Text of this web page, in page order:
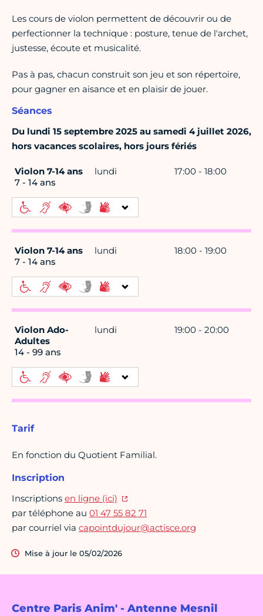
Centre Paris Anim' - Antenne Mesnil
Les cours de violon permettent de découvrir ou de
perfectionner la technique : posture, tenue de l'archet,
justesse, écoute et musicalité.
Pas à pas, chacun construit son jeu et son répertoire,
pour gagner en aisance et en plaisir de jouer.
Séances
Du lundi 15 septembre 2025 au samedi 4 juillet 2026,
hors vacances scolaires, hors jours fériés
Violon 7-14 ans
7 - 14 ans
lundi 17:00 - 18:00
Violon 7-14 ans
7 - 14 ans
lundi 18:00 - 19:00
Violon Ado-
Adultes
14 - 99 ans
lundi 19:00 - 20:00
Tarif
En fonction du Quotient Familial.
Inscription
Inscriptions en ligne (ici)
par téléphone au 01 47 55 82 71
par courriel via capointdujour@actisce.org
Mise à jour le 05/02/2026